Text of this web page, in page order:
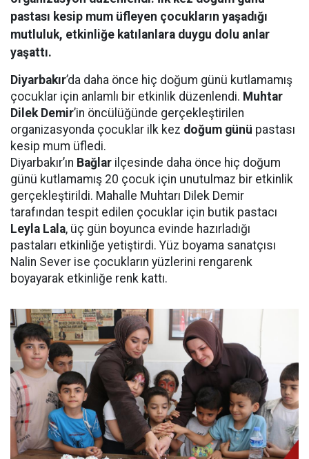
pastası kesip mum üfleyen çocukların yaşadığı
mutluluk, etkinliğe katılanlara duygu dolu anlar
yaşattı.
Diyarbakır’da daha önce hiç doğum günü kutlamamış
çocuklar için anlamlı bir etkinlik düzenlendi. Muhtar
Dilek Demir’in öncülüğünde gerçekleştirilen
organizasyonda çocuklar ilk kez doğum günü pastası
kesip mum üfledi.
Diyarbakır’ın Bağlar ilçesinde daha önce hiç doğum
günü kutlamamış 20 çocuk için unutulmaz bir etkinlik
gerçekleştirildi. Mahalle Muhtarı Dilek Demir
tarafından tespit edilen çocuklar için butik pastacı
Leyla Lala, üç gün boyunca evinde hazırladığı
pastaları etkinliğe yetiştirdi. Yüz boyama sanatçısı
Nalin Sever ise çocukların yüzlerini rengarenk
boyayarak etkinliğe renk kattı.